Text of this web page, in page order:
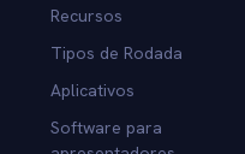
Recursos
Tipos de Rodada
Aplicativos
Software para